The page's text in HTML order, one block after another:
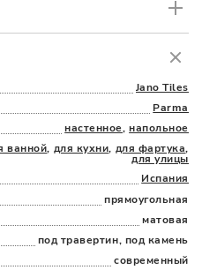
Jano Tiles
Parma
настенное,напольное
ванной, для кухни, для фартука,
для улицы
Испания
прямоугольная
матовая
под травертин, под камень
современный